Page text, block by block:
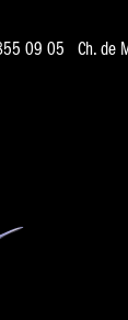
09 05 Ch. de